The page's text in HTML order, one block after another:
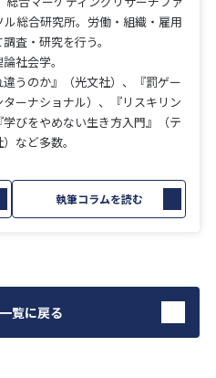
総合研究所。労働・組織・雇用
査・研究を行う。
社会学。
うのか』（光文社）、『罰ゲー
ーナショナル）、『リスキリン
びをやめない生き方入門』（テ
など多数。
執筆コラムを読む
覧に戻る